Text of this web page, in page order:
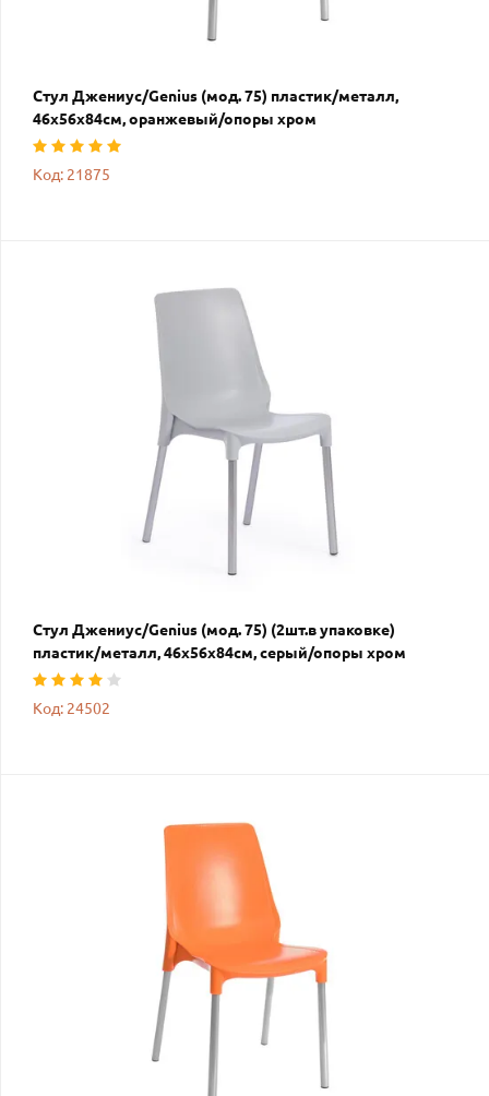
Стул Джениус/Genius (мод. 75) пластик/металл,
46x56x84cм, оранжевый/опоры хром
Код: 21875
Стул Джениус/Genius (мод. 75) (2шт.в упаковке)
пластик/металл, 46x56x84cм, серый/опоры хром
Код: 24502